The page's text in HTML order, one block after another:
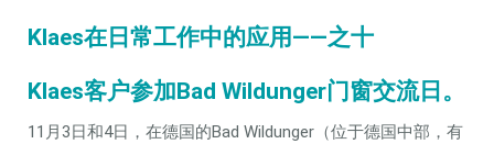
Klaes在日常工作中的应用——之十
Klaes客户参加Bad Wildunger门窗交流日。
11月3日和4日，在德国的Bad Wildunger（位于德国中部，有